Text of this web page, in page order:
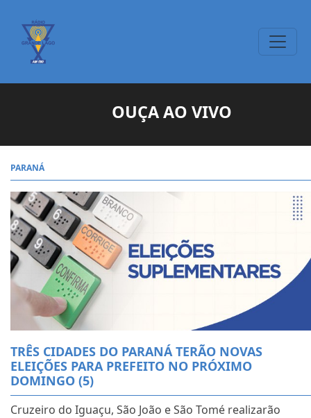
OUÇA AO VIVO
PARANÁ
TRÊS CIDADES DO PARANÁ TERÃO NOVAS
ELEIÇÕES PARA PREFEITO NO PRÓXIMO
DOMINGO (5)
Cruzeiro do Iguaçu, São João e São Tomé realizarão